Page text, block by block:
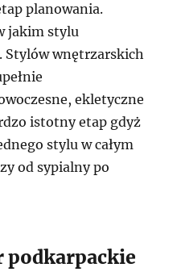
planowania.
jakim stylu
Stylów wnętrzarskich
ekletyczne
istotny etap gdyż
stylu w całym
od sypialny po
podkarpackie